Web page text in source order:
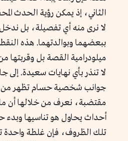
الثاني، إذ يمكن رؤية الحدث
لا نرى منه أي تفصيلة، بل ندخل
ببعضهما وبوالدتهما. هذه
ميلودرامية القصة بل
لا تنذر بأي نهايات سعيدة.
جوانب شخصية حسام تظهر من
مقتضبة، نعرف من خلالها أن
أحداث يحاول هو تناسيها وبدء
تلك الظروف، فإن غلطة واحدة